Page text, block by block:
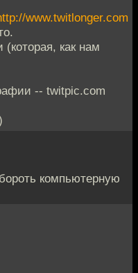
www.twitlonger.com
как нам
-- twitpic.com
компьютерную